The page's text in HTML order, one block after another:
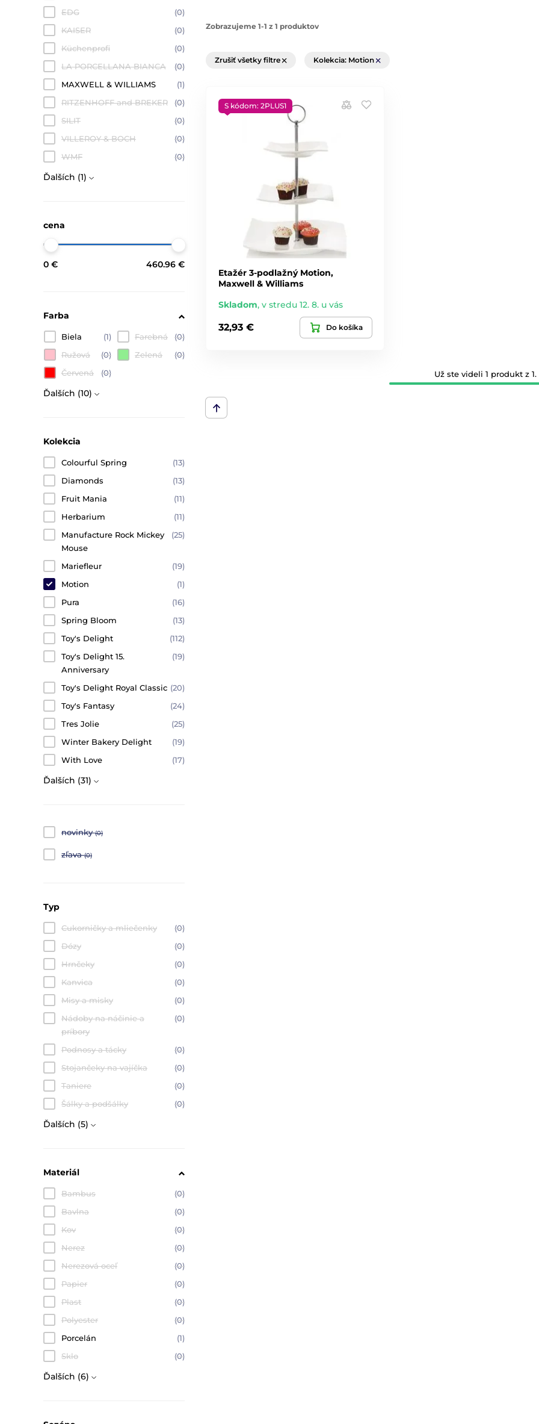
EDG
(0)
KAISER
(0)
Küchenprofi
(0)
LA PORCELLANA BIANCA
(0)
MAXWELL & WILLIAMS
(1)
RITZENHOFF and BREKER
(0)
SILIT
(0)
VILLEROY & BOCH
(0)
WMF
(0)
Ďalších (1)
cena
0 € 460.96 €
Farba
Biela (1) Farebná
(0)
Ružová
(0) Zelená
(0)
Červená
(0)
Ďalších (10)
Kolekcia
Colourful Spring
(13)
Diamonds
(13)
Fruit Mania
(11)
Herbarium
(11)
Manufacture Rock Mickey
Mouse
(25)
Mariefleur
(19)
Motion
(1)
Pura
(16)
Spring Bloom
(13)
Toy's Delight
(112)
Toy's Delight 15.
Anniversary
(19)
Toy's Delight Royal Classic (20)
Toy's Fantasy
(24)
Tres Jolie
(25)
Winter Bakery Delight
(19)
With Love
(17)
Ďalších (31)
novinky (0)
zľava (0)
Typ
Cukorničky a mliečenky
(0)
Dózy
(0)
Hrnčeky
(0)
Kanvica
(0)
Misy a misky
(0)
Nádoby na náčinie a
príbory
(0)
Podnosy a tácky
(0)
Stojančeky na vajíčka
(0)
Taniere
(0)
Šálky a podšálky
(0)
Ďalších (5)
Materiál
Bambus
(0)
Bavlna
(0)
Kov
(0)
Nerez
(0)
Nerezová oceľ
(0)
Papier
(0)
Plast
(0)
Polyester
(0)
Porcelán
(1)
Sklo
(0)
Ďalších (6)
Zobrazujeme 1-1 z 1 produktov
Zrušiť všetky filtre Kolekcia: Motion
S kódom: 2PLUS1
Etažér 3-podlažný Motion,
Maxwell & Williams
Skladom, v stredu 12. 8. u vás
32,93 € Do košíka
Už ste videli 1 produkt z 1.